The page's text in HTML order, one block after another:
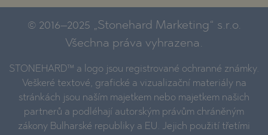
© 2016–2025 „Stonehard Marketing“ s.r.o.
Všechna práva vyhrazena.
STONEHARD™ a logo jsou registrované ochranné známky.
Veškeré textové, grafické a vizualizační materiály na
stránkách jsou naším majetkem nebo majetkem našich
partnerů a podléhají autorským právům chráněným
zákony Bulharské republiky a EU. Jejich použití třetími